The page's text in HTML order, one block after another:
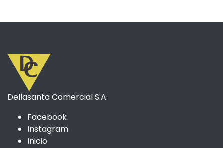
Dellasanta Comercial S.A.
Facebook
Instagram
Inicio